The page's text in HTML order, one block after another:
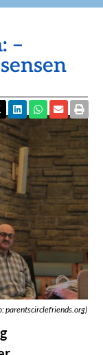
–
parentscirclefriends.org)